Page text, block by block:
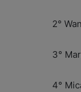
2°
3°
4°